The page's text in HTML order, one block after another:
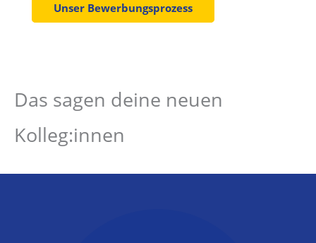
Unser Bewerbungsprozess
Das sagen deine neuen
Kolleg:innen